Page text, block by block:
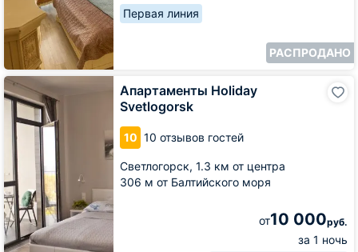
Первая линия
РАСПРОДАНО
Апартаменты Holiday
Svetlogorsk
10 10 отзывов гостей
Светлогорск, 1.3 км от центра
306 м от Балтийского моря
от10 000руб.
за 1 ночь
Апартаменты
Holiday
Svetlogorsk